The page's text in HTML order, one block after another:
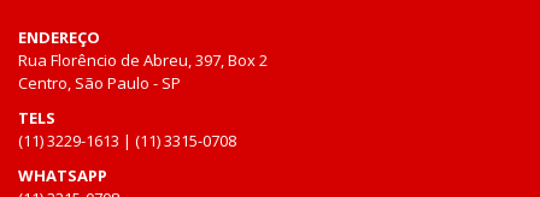
ENDEREÇO
Rua Florêncio de Abreu, 397, Box 2
Centro, São Paulo - SP
TELS
(11) 3229-1613 | (11) 3315-0708
WHATSAPP